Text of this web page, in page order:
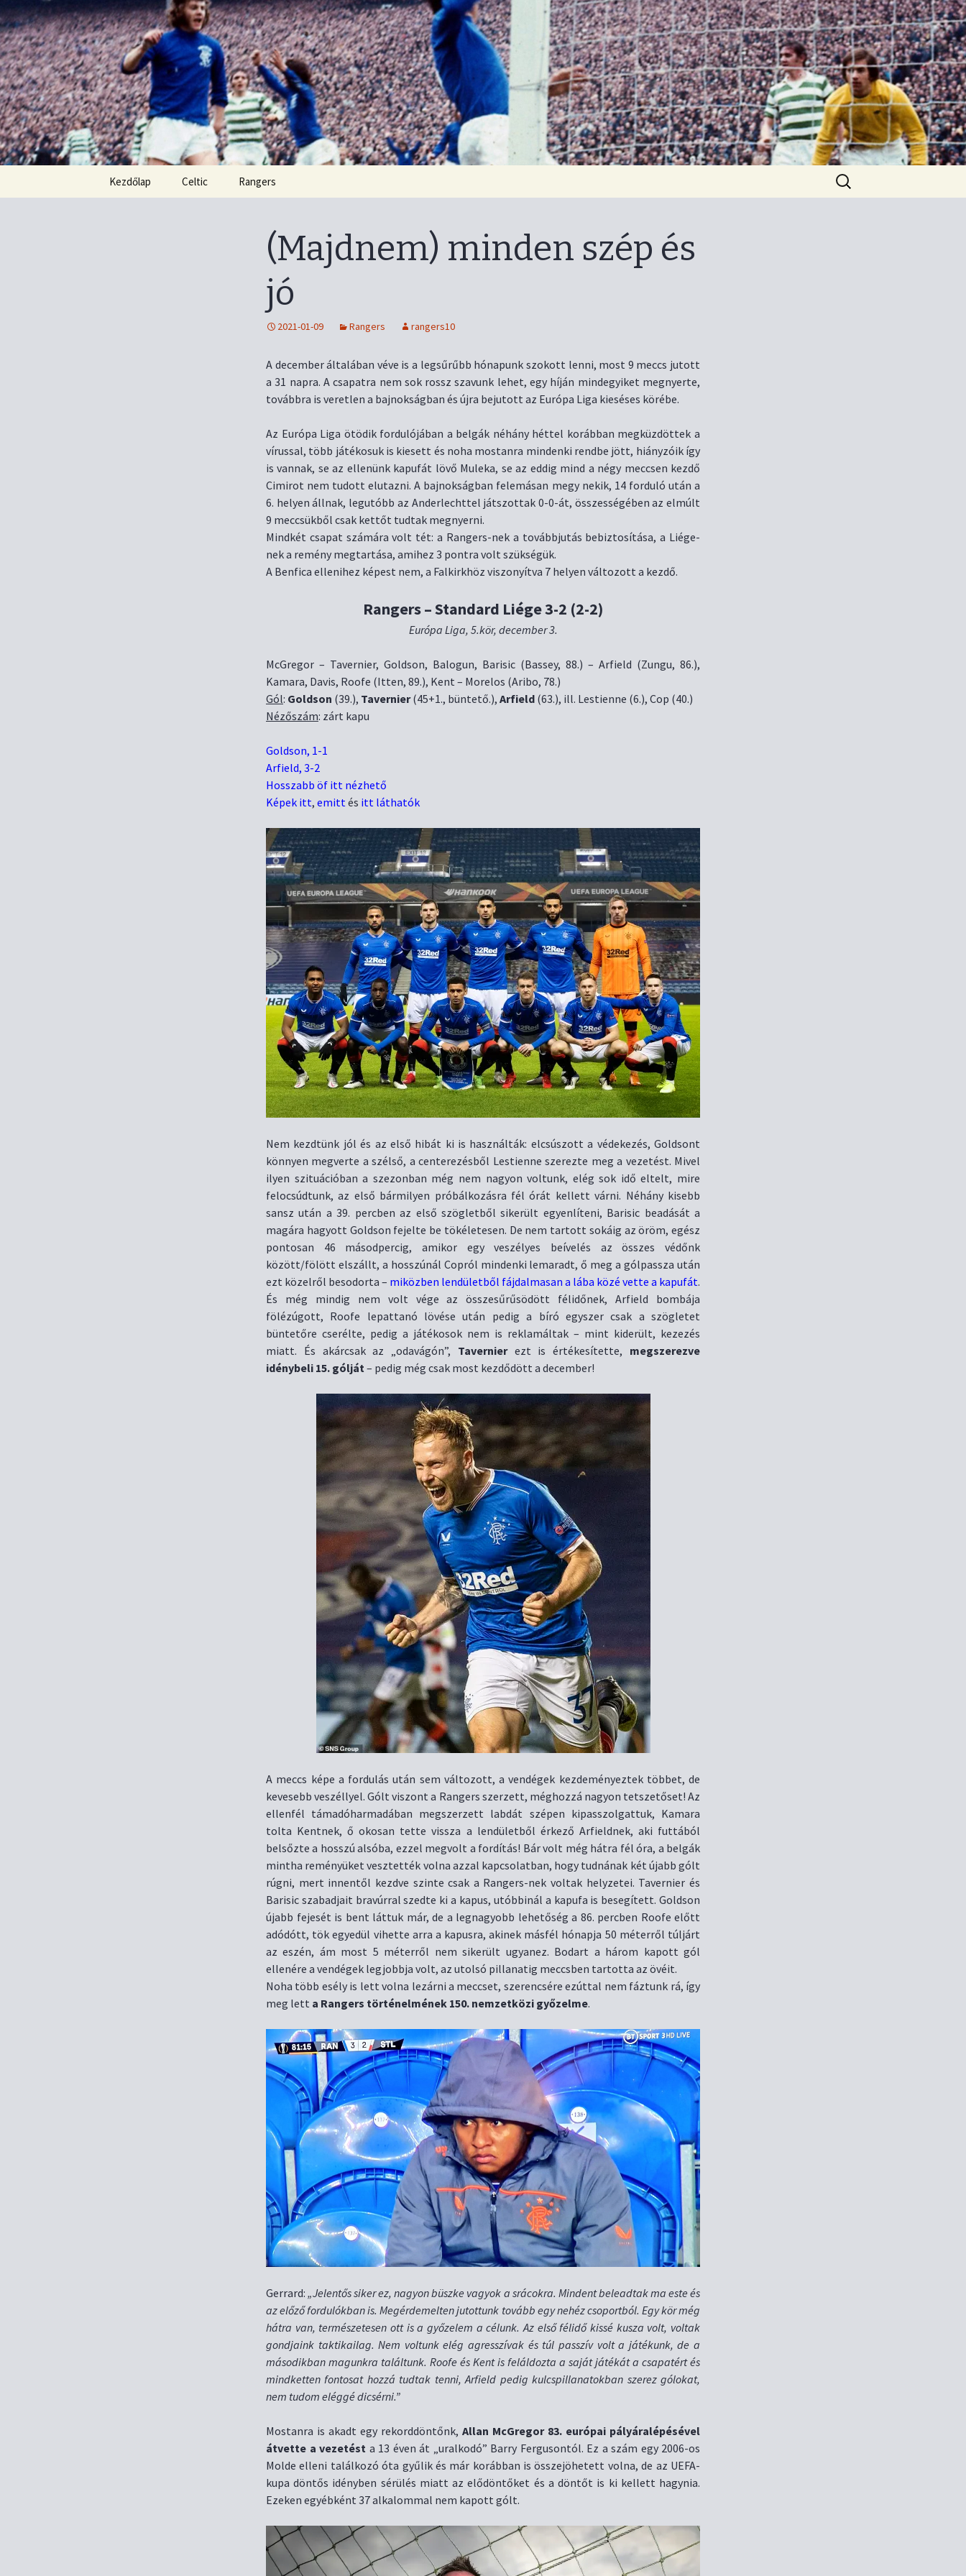
Old Firm blog
Kordon nélkül
Kezdőlap Celtic Rangers
Keresés:
(Majdnem) minden szép és
jó
2021-01-09 Rangers rangers10
A december általában véve is a legsűrűbb hónapunk szokott lenni, most 9 meccs jutott
a 31 napra. A csapatra nem sok rossz szavunk lehet, egy híján mindegyiket megnyerte,
továbbra is veretlen a bajnokságban és újra bejutott az Európa Liga kieséses körébe.
Az Európa Liga ötödik fordulójában a belgák néhány héttel korábban megküzdöttek a
vírussal, több játékosuk is kiesett és noha mostanra mindenki rendbe jött, hiányzóik így
is vannak, se az ellenünk kapufát lövő Muleka, se az eddig mind a négy meccsen kezdő
Cimirot nem tudott elutazni. A bajnokságban felemásan megy nekik, 14 forduló után a
6. helyen állnak, legutóbb az Anderlechttel játszottak 0-0-át, összességében az elmúlt
9 meccsükből csak kettőt tudtak megnyerni.
Mindkét csapat számára volt tét: a Rangers-nek a továbbjutás bebiztosítása, a Liége-
nek a remény megtartása, amihez 3 pontra volt szükségük.
A Benfica ellenihez képest nem, a Falkirkhöz viszonyítva 7 helyen változott a kezdő.
Rangers – Standard Liége 3-2 (2-2)
Európa Liga, 5.kör, december 3.
McGregor – Tavernier, Goldson, Balogun, Barisic (Bassey, 88.) – Arfield (Zungu, 86.),
Kamara, Davis, Roofe (Itten, 89.), Kent – Morelos (Aribo, 78.)
Gól: Goldson (39.), Tavernier(45+1., büntető.), Arfield (63.), ill. Lestienne (6.), Cop (40.)
Nézőszám: zárt kapu
Goldson, 1-1
Arfield, 3-2
Hosszabb öf itt nézhető
Képek itt, emittés itt láthatók
Nem kezdtünk jól és az első hibát ki is használták: elcsúszott a védekezés, Goldsont
könnyen megverte a szélső, a centerezésből Lestienne szerezte meg a vezetést. Mivel
ilyen szituációban a szezonban még nem nagyon voltunk, elég sok idő eltelt, mire
felocsúdtunk, az első bármilyen próbálkozásra fél órát kellett várni. Néhány kisebb
sansz után a 39. percben az első szögletből sikerült egyenlíteni, Barisic beadását a
magára hagyott Goldson fejelte be tökéletesen. De nem tartott sokáig az öröm, egész
pontosan 46 másodpercig, amikor egy veszélyes beívelés az összes védőnk
között/fölött elszállt, a hosszúnál Copról mindenki lemaradt, ő meg a gólpassza után
ezt közelről besodorta – miközben lendületből fájdalmasan a lába közé vette a kapufát.
És még mindig nem volt vége az összesűrűsödött félidőnek, Arfield bombája
fölézúgott, Roofe lepattanó lövése után pedig a bíró egyszer csak a szögletet
büntetőre cserélte, pedig a játékosok nem is reklamáltak – mint kiderült, kezezés
miatt. És akárcsak az „odavágón”, Tavernier ezt is értékesítette, megszerezve
idénybeli 15. gólját– pedig még csak most kezdődött a december!
A meccs képe a fordulás után sem változott, a vendégek kezdeményeztek többet, de
kevesebb veszéllyel. Gólt viszont a Rangers szerzett, méghozzá nagyon tetszetőset! Az
ellenfél támadóharmadában megszerzett labdát szépen kipasszolgattuk, Kamara
tolta Kentnek, ő okosan tette vissza a lendületből érkező Arfieldnek, aki futtából
belsőzte a hosszú alsóba, ezzel megvolt a fordítás! Bár volt még hátra fél óra, a belgák
mintha reményüket vesztették volna azzal kapcsolatban, hogy tudnának két újabb gólt
rúgni, mert innentől kezdve szinte csak a Rangers-nek voltak helyzetei. Tavernier és
Barisic szabadjait bravúrral szedte ki a kapus, utóbbinál a kapufa is besegített. Goldson
újabb fejesét is bent láttuk már, de a legnagyobb lehetőség a 86. percben Roofe előtt
adódótt, tök egyedül vihette arra a kapusra, akinek másfél hónapja 50 méterről túljárt
az eszén, ám most 5 méterről nem sikerült ugyanez. Bodart a három kapott gól
ellenére a vendégek legjobbja volt, az utolsó pillanatig meccsben tartotta az övéit.
Noha több esély is lett volna lezárni a meccset, szerencsére ezúttal nem fáztunk rá, így
meg lett a Rangers történelmének 150. nemzetközi győzelme.
Gerrard:„Jelentős siker ez, nagyon büszke vagyok a srácokra. Mindent beleadtak ma este és
az előző fordulókban is. Megérdemelten jutottunk tovább egy nehéz csoportból. Egy kör még
hátra van, természetesen ott is a győzelem a célunk. Az első félidő kissé kusza volt, voltak
gondjaink taktikailag. Nem voltunk elég agresszívak és túl passzív volt a játékunk, de a
másodikban magunkra találtunk. Roofe és Kent is feláldozta a saját játékát a csapatért és
mindketten fontosat hozzá tudtak tenni, Arfield pedig kulcspillanatokban szerez gólokat,
nem tudom eléggé dicsérni.”
Mostanra is akadt egy rekorddöntőnk, Allan McGregor 83. európai pályáralépésével
átvette a vezetést a 13 éven át „uralkodó” Barry Fergusontól. Ez a szám egy 2006-os
Molde elleni találkozó óta gyűlik és már korábban is összejöhetett volna, de az UEFA-
kupa döntős idényben sérülés miatt az elődöntőket és a döntőt is ki kellett hagynia.
Ezeken egyébként 37 alkalommal nem kapott gólt.